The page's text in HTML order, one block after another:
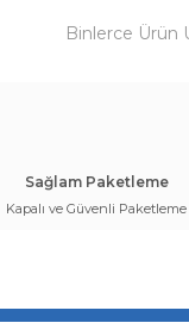
Binlerce Ürün
Sağlam Paketleme
Kapalı ve Güvenli Paketleme